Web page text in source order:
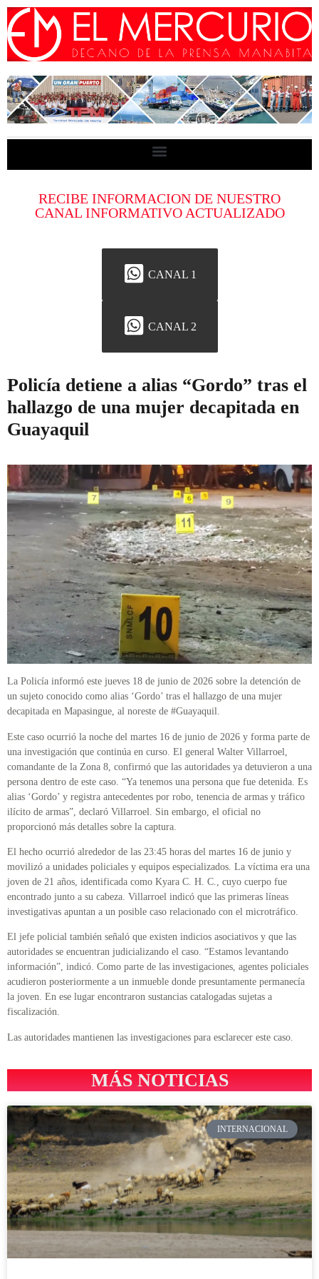
RECIBE INFORMACION DE NUESTRO
CANAL INFORMATIVO ACTUALIZADO
CANAL 1
CANAL 2
Policía detiene a alias “Gordo” tras el
hallazgo de una mujer decapitada en
Guayaquil
La Policía informó este jueves 18 de junio de 2026 sobre la detención de
un sujeto conocido como alias ‘Gordo’ tras el hallazgo de una mujer
decapitada en Mapasingue, al noreste de #Guayaquil.
Este caso ocurrió la noche del martes 16 de junio de 2026 y forma parte de
una investigación que continúa en curso. El general Walter Villarroel,
comandante de la Zona 8, confirmó que las autoridades ya detuvieron a una
persona dentro de este caso. “Ya tenemos una persona que fue detenida. Es
alias ‘Gordo’ y registra antecedentes por robo, tenencia de armas y tráfico
ilícito de armas”, declaró Villarroel. Sin embargo, el oficial no
proporcionó más detalles sobre la captura.
El hecho ocurrió alrededor de las 23:45 horas del martes 16 de junio y
movilizó a unidades policiales y equipos especializados. La víctima era una
joven de 21 años, identificada como Kyara C. H. C., cuyo cuerpo fue
encontrado junto a su cabeza. Villarroel indicó que las primeras líneas
investigativas apuntan a un posible caso relacionado con el microtráfico.
El jefe policial también señaló que existen indicios asociativos y que las
autoridades se encuentran judicializando el caso. “Estamos levantando
información”, indicó. Como parte de las investigaciones, agentes policiales
acudieron posteriormente a un inmueble donde presuntamente permanecía
la joven. En ese lugar encontraron sustancias catalogadas sujetas a
fiscalización.
Las autoridades mantienen las investigaciones para esclarecer este caso.
MÁS NOTICIAS
INTERNACIONAL